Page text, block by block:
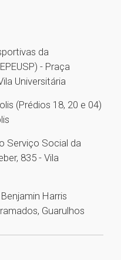
da
- Praça
Universitária
(Prédios 18, 20 e 04)
Serviço Social da
835 - Vila
Harris
Guarulhos